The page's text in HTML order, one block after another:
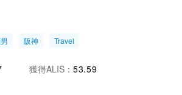
阪神 Travel
獲得ALIS： 53.59